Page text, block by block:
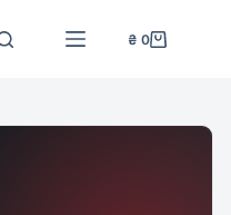
Кошик
₴ 0